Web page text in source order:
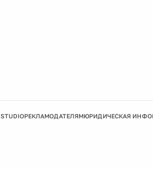
РЕКЛАМОДАТЕЛЯМЮРИДИЧЕСКАЯ